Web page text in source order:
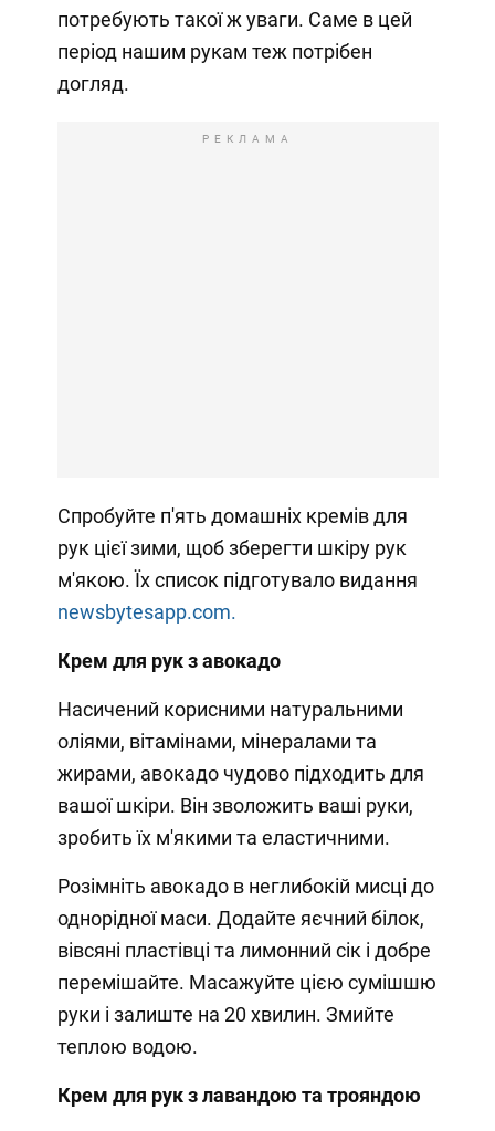
потребують такої ж уваги. Саме в цей
період нашим рукам теж потрібен
догляд.
РЕКЛАМА
Спробуйте п'ять домашніх кремів для
рук цієї зими, щоб зберегти шкіру рук
м'якою. Їх список підготувало видання
newsbytesapp.com.
Крем для рук з авокадо
Насичений корисними натуральними
оліями, вітамінами, мінералами та
жирами, авокадо чудово підходить для
вашої шкіри. Він зволожить ваші руки,
зробить їх м'якими та еластичними.
Розімніть авокадо в неглибокій мисці до
однорідної маси. Додайте яєчний білок,
вівсяні пластівці та лимонний сік і добре
перемішайте. Масажуйте цією сумішшю
руки і залиште на 20 хвилин. Змийте
теплою водою.
Крем для рук з лавандою та трояндою